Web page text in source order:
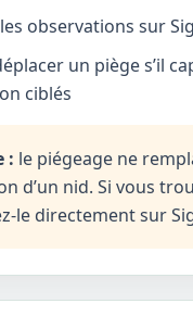
observations sur
un piège s’il
ciblés
: le piégeage ne
d’un nid. Si vous
le directement sur